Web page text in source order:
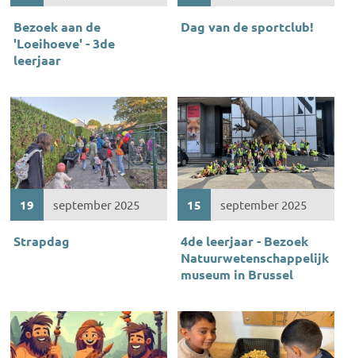
Bezoek aan de
'Loeihoeve' - 3de
leerjaar
Dag van de sportclub!
19 september 2025
Strapdag
15 september 2025
4de leerjaar - Bezoek
Natuurwetenschappelijk
museum in Brussel